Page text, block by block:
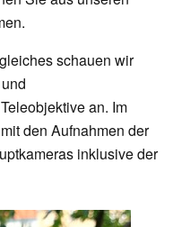
schauen wir
an. Im
mit den Aufnahmen der
inklusive der